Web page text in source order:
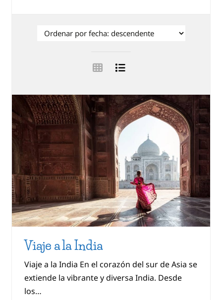
Viaje a la India
Viaje a la India En el corazón del sur de Asia se
extiende la vibrante y diversa India. Desde
los…